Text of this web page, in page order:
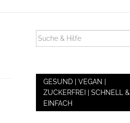
SUCHEN
NACH:
GESUND | VEGAN |
ZUCKERFREI | SCHNELL &
EINFACH